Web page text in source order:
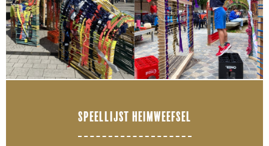
SPEELLIJST HEIMWEEFSEL